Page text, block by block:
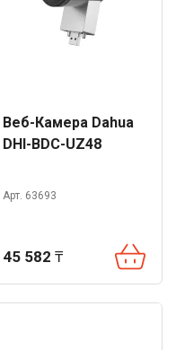
Веб-Камера Dahua
DHI-BDC-UZ48
Арт. 63693
45 582 ₸